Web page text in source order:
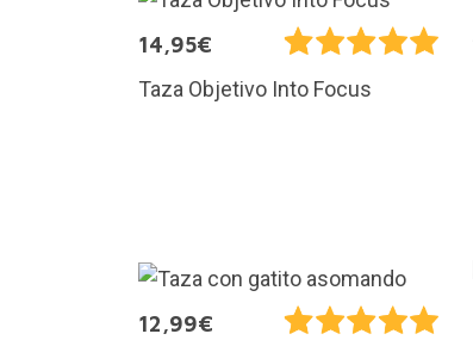
14,95€
Taza Objetivo Into Focus
12,99€